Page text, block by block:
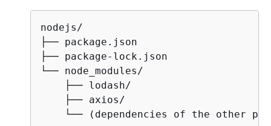
nodejs/
├── package.json
├── package-lock.json
└── node_modules/
    ├── lodash/
    ├── axios/
└── (dependencies of the other